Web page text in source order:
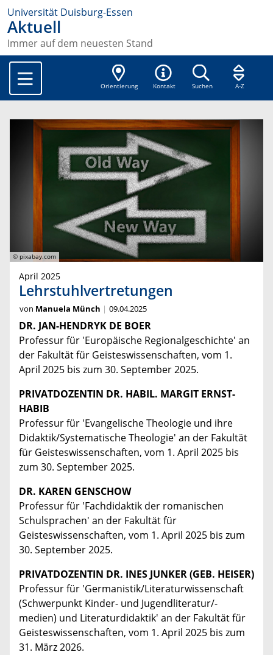
Universität Duisburg-Essen
Aktuell
Immer auf dem neuesten Stand
Orientierung Kontakt Suchen A-Z
© pixabay.com
April 2025
Lehrstuhlvertretungen
von Manuela Münch 09.04.2025
DR. JAN-HENDRYK DE BOER
Professur für 'Europäische Regionalgeschichte' an
der Fakultät für Geisteswissenschaften, vom 1.
April 2025 bis zum 30. September 2025.
PRIVATDOZENTIN DR. HABIL. MARGIT ERNST-
HABIB
Professur für 'Evangelische Theologie und ihre
Didaktik/Systematische Theologie' an der Fakultät
für Geisteswissenschaften, vom 1. April 2025 bis
zum 30. September 2025.
DR. KAREN GENSCHOW
Professur für 'Fachdidaktik der romanischen
Schulsprachen' an der Fakultät für
Geisteswissenschaften, vom 1. April 2025 bis zum
30. September 2025.
PRIVATDOZENTIN DR. INES JUNKER (GEB. HEISER)
Professur für 'Germanistik/Literaturwissenschaft
(Schwerpunkt Kinder- und Jugendliteratur/-
medien) und Literaturdidaktik' an der Fakultät für
Geisteswissenschaften, vom 1. April 2025 bis zum
31. März 2026.